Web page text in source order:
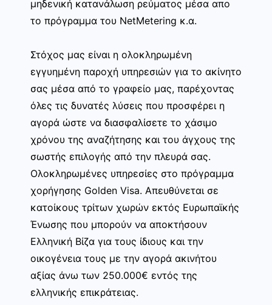
μηδενική κατανάλωση ρεύματος μέσα απο
το πρόγραμμα του NetMetering κ.α.
Στόχος μας είναι η ολοκληρωμένη
εγγυημένη παροχή υπηρεσιών για το ακίνητο
σας μέσα από το γραφείο μας, παρέχοντας
όλες τις δυνατές λύσεις που προσφέρει η
αγορά ώστε να διασφαλίσετε το χάσιμο
χρόνου της αναζήτησης και του άγχους της
σωστής επιλογής από την πλευρά σας.
Ολοκληρωμένες υπηρεσίες στο πρόγραμμα
χορήγησης Golden Visa. Απευθύνεται σε
κατοίκους τρίτων χωρών εκτός Ευρωπαϊκής
Ένωσης που μπορούν να αποκτήσουν
Ελληνική Βίζα για τους ίδιους και την
οικογένεια τους με την αγορά ακινήτου
αξίας άνω των 250.000€ εντός της
ελληνικής επικράτειας.